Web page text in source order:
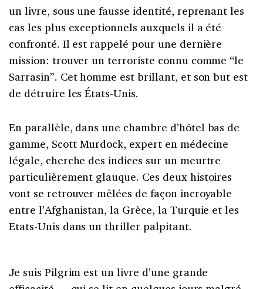
un livre, sous une fausse identité, reprenant les
cas les plus exceptionnels auxquels il a été
confronté. Il est rappelé pour une dernière
mission: trouver un terroriste connu comme “le
Sarrasin”. Cet homme est brillant, et son but est
de détruire les États-Unis.
En parallèle, dans une chambre d’hôtel bas de
gamme, Scott Murdock, expert en médecine
légale, cherche des indices sur un meurtre
particulièrement glauque. Ces deux histoires
vont se retrouver mêlées de façon incroyable
entre l’Afghanistan, la Grèce, la Turquie et les
Etats-Unis dans un thriller palpitant.
Je suis Pilgrim est un livre d’une grande